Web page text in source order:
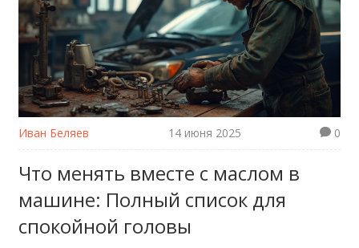
Иван Беляев 14 июня 2025 0
Что менять вместе с маслом в
машине: Полный список для
спокойной головы